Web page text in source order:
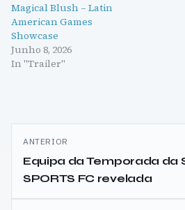
Magical Blush – Latin
American Games
Showcase
Junho 8, 2026
In "Trailer"
Navegação
de
artigos
ANTERIOR
Equipa da Temporada da
SPORTS FC revelada